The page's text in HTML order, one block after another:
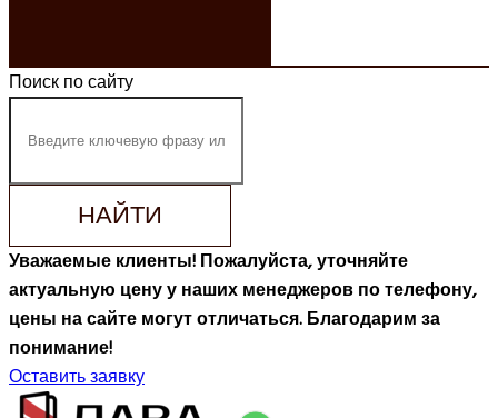
Поиск по сайту
НАЙТИ
Уважаемые клиенты! Пожалуйста, уточняйте
актуальную цену у наших менеджеров по телефону,
цены на сайте могут отличаться. Благодарим за
понимание!
Оставить заявку